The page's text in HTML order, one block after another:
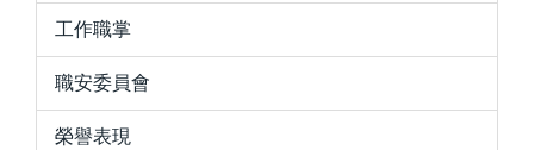
工作職掌
職安委員會
榮譽表現